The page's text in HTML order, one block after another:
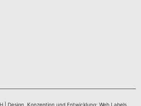
| Design, Konzeption und Entwicklung: Web Labels